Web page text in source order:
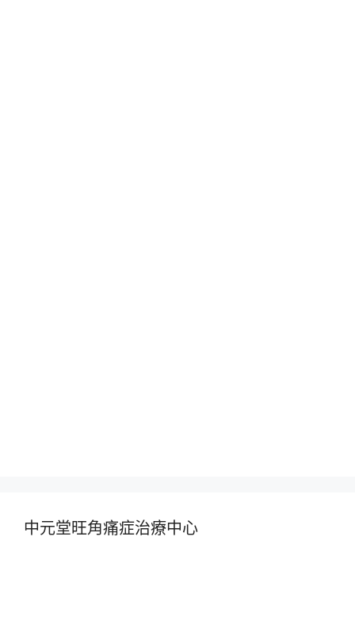
中元堂旺角痛症治療中心